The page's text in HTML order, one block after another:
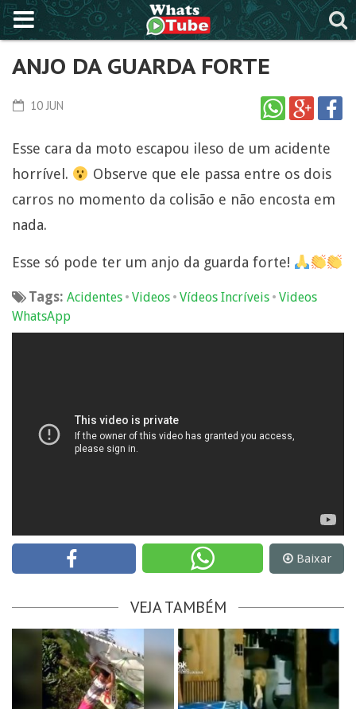
ANJO DA GUARDA FORTE
10 JUN
Esse cara da moto escapou ileso de um acidente
horrível.
Observe que ele passa entre os dois
carros no momento da colisão e não encosta em
nada.
Esse só pode ter um anjo da guarda forte!
Tags: Acidentes • Videos • Vídeos Incríveis • Videos
WhatsApp
Baixar
VEJA TAMBÉM